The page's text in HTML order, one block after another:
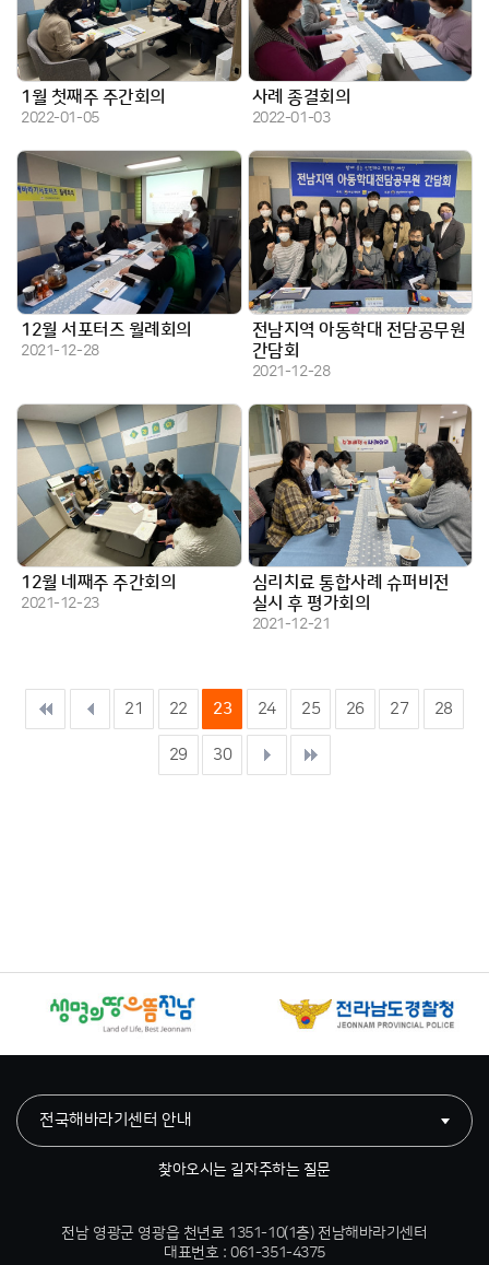
1월 첫째주 주간회의
작성일
2022-01-05
사례 종결회의
작성일
2022-01-03
12월 서포터즈 월례회의
작성일
2021-12-28
전남지역 아동학대 전담공무원
간담회
작성일
2021-12-28
12월 네째주 주간회의
작성일
2021-12-23
심리치료 통합사례 슈퍼비전
실시 후 평가회의
작성일
2021-12-21
21 22 23 24 25 26 27 28
29 30
찾아오시는 길자주하는 질문
전국해바라기센터 안내
전남 영광군 영광읍 천년로 1351-10(1층) 전남해바라기센터
대표번호 : 061-351-4375